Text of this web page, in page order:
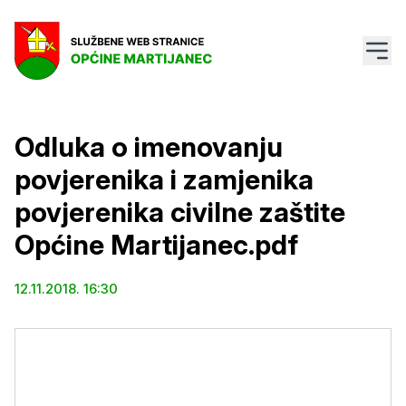
Odluka o imenovanju
povjerenika i zamjenika
povjerenika civilne zaštite
Općine Martijanec.pdf
12.11.2018. 16:30